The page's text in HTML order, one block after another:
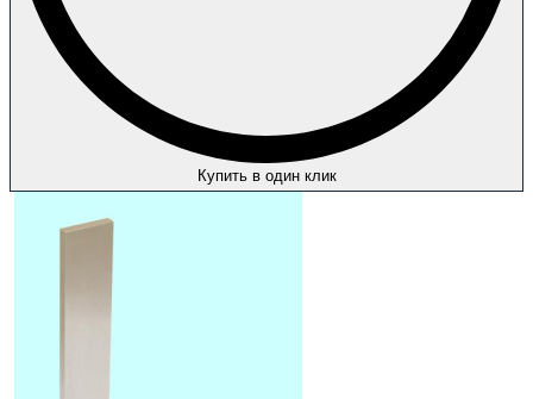
Купить в один клик